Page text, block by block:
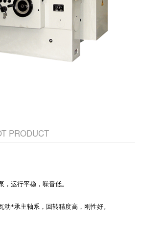
PRODUCT
运行平稳，噪音低。
动*承主轴系，回转精度高，刚性好。